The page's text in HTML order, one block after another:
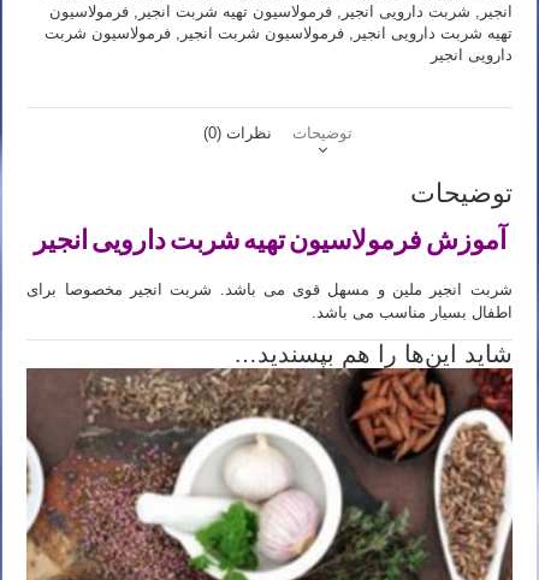
انجیر
شربت دارویی انجیر ,فرمولاسیون تهیه شربت انجیر ,فرمولاسیون
تهیه شربت دارویی انجیر
,فرمولاسیون شربت انجیر ,فرمولاسیون شربت
دارویی انجیر
توضیحات نظرات (0)
توضیحات
آموزش فرمولاسیون تهیه شربت دارویی انجیر
شربت انجیر ملین و مسهل قوی می باشد. شربت انجیر مخصوصا برای
اطفال بسیار مناسب می باشد.
شاید این‌ها را هم بپسندید…